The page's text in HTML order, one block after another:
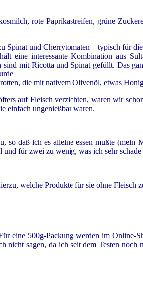
rote Paprikastreifen, grüne
Spinat und Cherrytomaten – typisch für
eine interessante Kombination aus
mit Ricotta und Spinat gefüllt. Das
die mit nativem Olivenöl, etwas
auf Fleisch verzichten, waren wir
einfach ungenießbar waren.
daß ich es alleine essen mußte (mein
für zwei zu wenig, was ich sehr schade
welche Produkte für sie ohne Fleisch
eine 500g-Packung werden im Online-
nicht sagen, da ich seit dem Testen